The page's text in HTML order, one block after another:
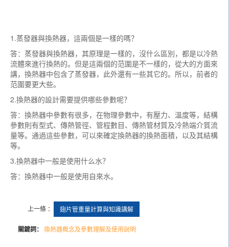
1.蒸發器與換熱器，這兩個是一樣的嗎？
答：蒸發器與換熱器，其原理是一樣的，沒什么區別，都是以冷熱
流體來進行換熱的。但是這兩個的范圍是不一樣的，從大的方面來
講，換熱器中包含了蒸發器，此外還有一些其它的。所以，前者的
范圍要更大些。
2.換熱器的設計需要提供哪些參數呢？
答：換熱器中參數有很多，在物理參數中，有壓力、溫度等，結構
參數則有型式、傳熱管徑、管程數目、傳熱管材質及冷熱端介質流
量等。通過這些參數，可以來確定換熱器的換熱面積，以及其結構
等。
3.換熱器中一般是使用什么水？
答：換熱器中一般是使用自來水。
上一條 ： 翅片管重量計算與知識講解
關鍵詞： 換熱器概念及參數理解及使用說明